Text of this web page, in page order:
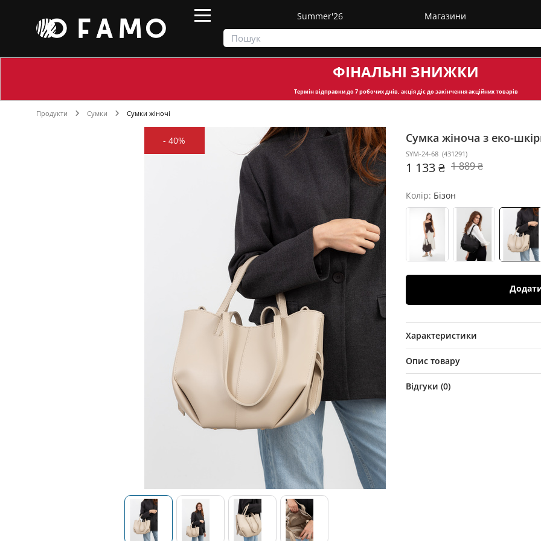
Summer'26 Магазини
ФІНАЛЬНІ ЗНИЖКИ
Термін відправкидо 7 робочих днів, акція діє до закінчення акційних товарів
Продукти Сумки Сумки жіночі
-40% Сумка жіноча з еко-
SYM-24-68 (431291)
1 133 ₴ 1 889 ₴
Колір: Бізон
Характеристики
Опис товару
Відгуки (0)